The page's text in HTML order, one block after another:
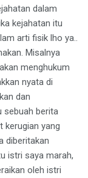
dalam
kejahatan itu
arti fisik lho ya..
Misalnya
menghukum
nyata di
dan
sebuah berita
kerugian yang
diberitakan
istri saya marah,
oleh istri